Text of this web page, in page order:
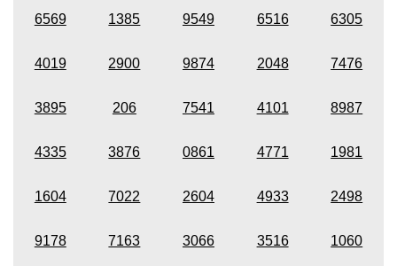
6569 1385 9549 6516 6305
4019 2900 9874 2048 7476
3895 206 7541 4101 8987
4335 3876 0861 4771 1981
1604 7022 2604 4933 2498
9178 7163 3066 3516 1060